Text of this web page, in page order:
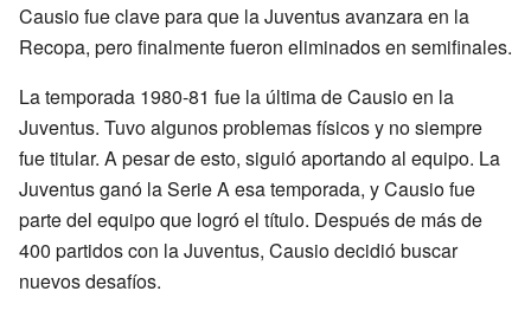
Causio fue clave para que la Juventus avanzara en la
Recopa, pero finalmente fueron eliminados en semifinales.
La temporada 1980-81 fue la última de Causio en la
Juventus. Tuvo algunos problemas físicos y no siempre
fue titular. A pesar de esto, siguió aportando al equipo. La
Juventus ganó la Serie A esa temporada, y Causio fue
parte del equipo que logró el título. Después de más de
400 partidos con la Juventus, Causio decidió buscar
nuevos desafíos.